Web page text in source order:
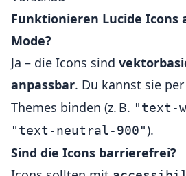
Funktionieren Lucide Icons
Mode?
Ja – die Icons sind
anpassbar. Du kannst sie per
Themes binden (z. B. "text-
"text-neutral-900").
Sind die Icons barrierefrei?